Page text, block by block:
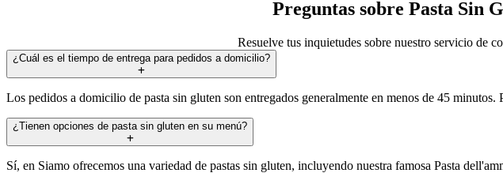
Preguntas sobre Pasta Sin
Resuelve tus inquietudes sobre nuestro servicio de
¿Cuál es el tiempo de entrega para pedidos a domicilio?
Los pedidos a domicilio de pasta sin gluten son entregados generalmente en menos de 45
¿Tienen opciones de pasta sin gluten en su menú?
Sí, en Siamo ofrecemos una variedad de pastas sin gluten, incluyendo nuestra famosa Pasta